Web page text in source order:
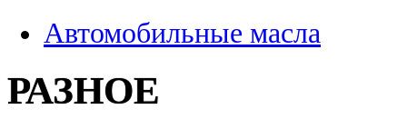
Автомобильные масла
РАЗНОЕ